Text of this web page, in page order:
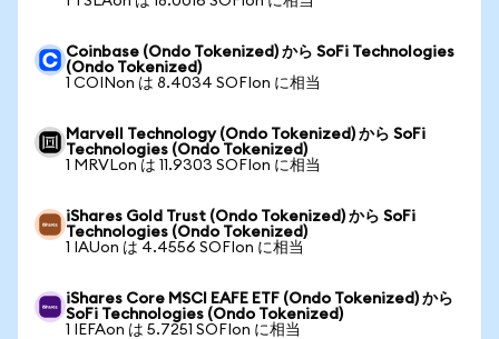
Coinbase (Ondo Tokenized) から SoFi Technologies
(Ondo Tokenized)
1 COINon は 8.4034 SOFIon に相当
Marvell Technology (Ondo Tokenized) から SoFi
Technologies (Ondo Tokenized)
1 MRVLon は 11.9303 SOFIon に相当
iShares Gold Trust (Ondo Tokenized) から SoFi
Technologies (Ondo Tokenized)
1 IAUon は 4.4556 SOFIon に相当
iShares Core MSCI EAFE ETF (Ondo Tokenized) から
SoFi Technologies (Ondo Tokenized)
1 IEFAon は 5.7251 SOFIon に相当